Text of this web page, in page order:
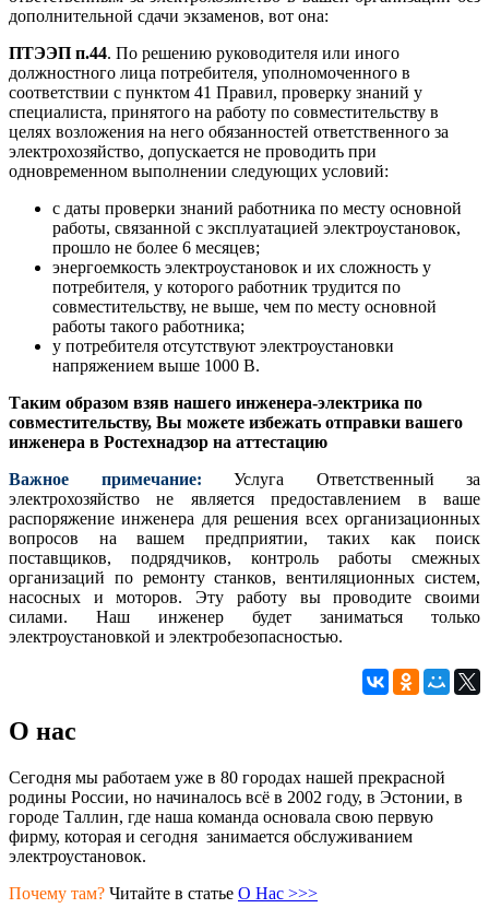
дополнительной сдачи экзаменов, вот она:
ПТЭЭП п.44. По решению руководителя или иного
должностного лица потребителя, уполномоченного в
соответствии с пунктом 41 Правил, проверку знаний у
специалиста, принятого на работу по совместительству в
целях возложения на него обязанностей ответственного за
электрохозяйство, допускается не проводить при
одновременном выполнении следующих условий:
с даты проверки знаний работника по месту основной
работы, связанной с эксплуатацией электроустановок,
прошло не более 6 месяцев;
энергоемкость электроустановок и их сложность у
потребителя, у которого работник трудится по
совместительству, не выше, чем по месту основной
работы такого работника;
у потребителя отсутствуют электроустановки
напряжением выше 1000 В.
Таким образом взяв нашего инженера-электрика по
совместительству, Вы можете избежать отправки вашего
инженера в Ростехнадзор на аттестацию
Важное примечание: Услуга Ответственный за
электрохозяйство не является предоставлением в ваше
распоряжение инженера для решения всех организационных
вопросов на вашем предприятии, таких как поиск
поставщиков, подрядчиков, контроль работы смежных
организаций по ремонту станков, вентиляционных систем,
насосных и моторов. Эту работу вы проводите своими
силами. Наш инженер будет заниматься только
электроустановкой и электробезопасностью.
О нас
Сегодня мы работаем уже в 80 городах нашей прекрасной
родины России, но начиналось всё в 2002 году, в Эстонии, в
городе Таллин, где наша команда основала свою первую
фирму, которая и сегодня занимается обслуживанием
электроустановок.
Почему там? Читайте в статье О Нас >>>